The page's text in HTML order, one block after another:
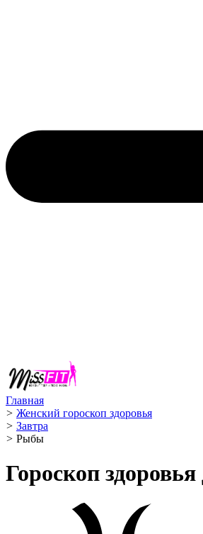
Главная
> Женский гороскоп здоровья
> Завтра
> Рыбы ️
Гороскоп